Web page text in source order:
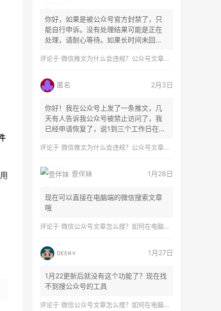
你好，如果是被公众号官方封禁了，只
能自行申诉。没有处理结果可能是正在
处理，请耐心等待。如果长时间未回
评论于 微信推文为什么会违规？公众号文章怎么检测是否违规？
匿名 2月3日
你好！我在公众号上发了一条推文，几
天有人告诉我公众号被禁止访问了，我
已经申请恢复了，说1到三个工作日在微
评论于 微信推文为什么会违规？公众号文章怎么检测是否违规？
壹伴妹 1月28日
现在可以直接在电脑端的微信搜索文章
哦
评论于 微信公众号文章怎么搜？如何在电脑上搜索公众号文章？
ᴅᴇᴇʀʏ 1月27日
1月22更新后就没有这个功能了？现在找
不到搜公众号的工具
评论于 微信公众号文章怎么搜？如何在电脑上搜索公众号文章？